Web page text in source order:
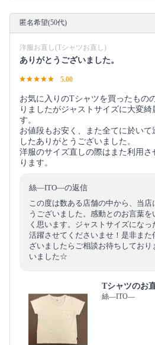
匿名希望(50代)
洋服お直し(Tシャツお直し)
ありがとうございました。
5.00
お気に入りのTシャツを買ったもの
りましたがジャストサイズに大変
す。
お値段もお安く、また全てに於いて
したありがとうございました。
洋服のサイズ直しの際はまた利用
ります。
絲―ITO―の返信
この度は数ある店舗の中から、当店
うございました。感動とのお言葉を
く思います。ジャストサイズにな
活躍させてくださいませ！是非ま
ざいましたらご相談お待ちしてお
いました☆
Tシャツのお
絲―ITO―